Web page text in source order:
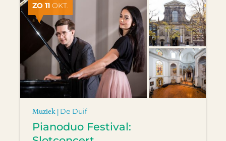
ZO 11 OKT.
Muziek | De Duif
Pianoduo Festival: